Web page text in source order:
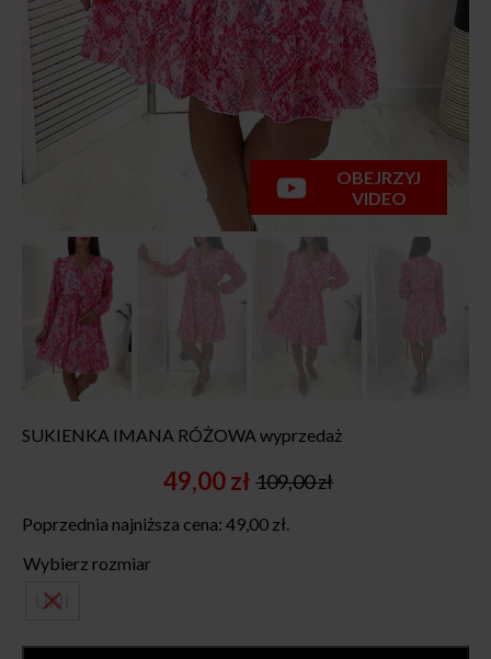
OBEJRZYJ
VIDEO
SUKIENKA IMANA RÓŻOWA wyprzedaż
109,00zł
Original
price
was:
49,00złCurrent
price
is:
Poprzednia najniższa cena: 49,00 zł.
Wybierz rozmiar
UNI